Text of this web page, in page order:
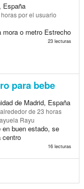
España
por el usuario
mora o metro Estrecho
23 lecturas
para bebe
de Madrid, España
de 23 horas
Rayu
en buen estado, se
centro
16 lecturas